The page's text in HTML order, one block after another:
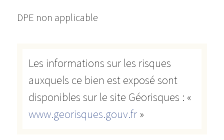
DPE non applicable
Les informations sur les risques
auxquels ce bien est exposé sont
disponibles sur le site Géorisques : «
www.georisques.gouv.fr»